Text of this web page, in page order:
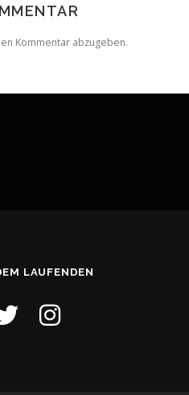
Kommentar abzugeben.
LAUFENDEN